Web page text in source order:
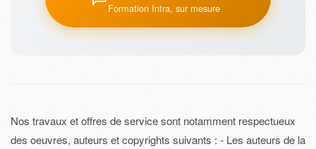
Formation Intra, sur mesure
Nos travaux et offres de service sont notamment respectueux
des oeuvres, auteurs et copyrights suivants : - Les auteurs de la